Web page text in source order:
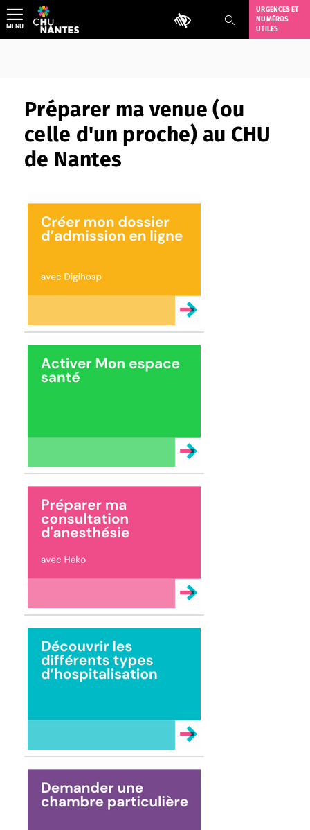
Aller
au
contenu
Outils d'accessibilité
URGENCES ET
NUMÉROS
UTILES
MENU
Préparer ma venue (ou
celle d'un proche) au CHU
de Nantes